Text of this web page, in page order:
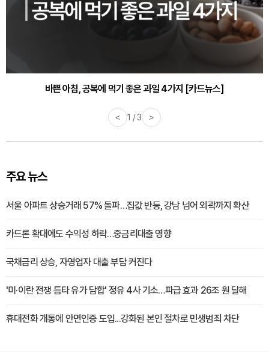
바쁜 아침, 공복에 먹기 좋은 과일 4가지 [카드뉴스]
< 1 / 3 >
주요 뉴스
서울 아파트 상승거래 57% 돌파…집값 반등, 강남 넘어 외곽까지 확산
카드론 확대에도 수익성 하락…중금리대출 영향
국채금리 상승, 자영업자 대출 부담 커진다
'미·이란 전쟁 틈타 유가 담합' 정유 4사 기소…파급 효과 26조 원 달해
휴대전화 개통에 안면인증 도입...강화된 본인 절차로 민생범죄 차단